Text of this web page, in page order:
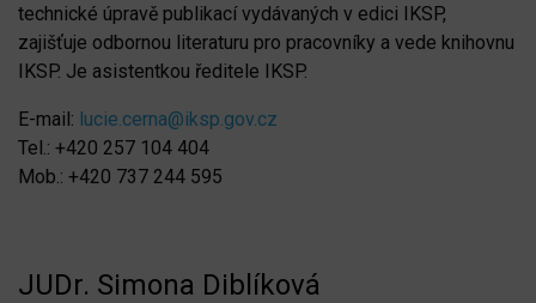
technické úpravě publikací vydávaných v edici IKSP,
zajišťuje odbornou literaturu pro pracovníky a vede knihovnu
IKSP. Je asistentkou ředitele IKSP.
E-mail: lucie.cerna@iksp.gov.cz
Tel.: +420 257 104 404
Mob.: +420 737 244 595
JUDr. Simona Diblíková